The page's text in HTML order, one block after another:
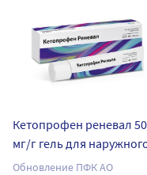
Кетопрофен реневал 50
мг/г гель для
применения 30 гр
Обновление ПФК АО